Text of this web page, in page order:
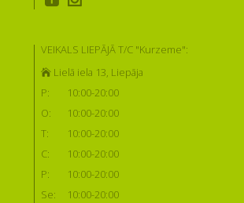
VEIKALS LIEPĀJĀ T/C "Kurzeme":
Lielā iela 13, Liepāja
P:
10:00-20:00
O:
10:00-20:00
T:
10:00-20:00
C:
10:00-20:00
P:
10:00-20:00
Se:
10:00-20:00